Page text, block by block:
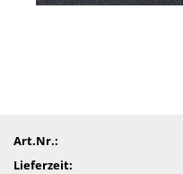
Art.Nr.:
Lieferzeit: